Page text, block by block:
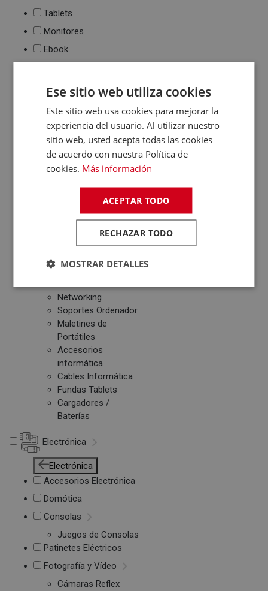
Tablets
Monitores
Ebook
Impresoras de tinta
y láser
Multifunción
Cartuchos de tinta y
toner
Periféricos
Ratones
Almacenamiento
Pendrive y Tarjetas
Discos duros
Networking
Soportes Ordenador
Maletines de
Portátiles
Accesorios
informática
Cables Informática
Fundas Tablets
Cargadores /
Baterías
Electrónica
Electrónica
Accesorios Electrónica
Domótica
Consolas
Juegos de Consolas
Patinetes Eléctricos
Fotografía y Vídeo
Cámaras Reflex
Ese sitio web utiliza cookies
Este sitio web usa cookies para mejorar la
experiencia del usuario. Al utilizar nuestro
sitio web, usted acepta todas las cookies
de acuerdo con nuestra Política de
cookies. Más información
ACEPTAR TODO
RECHAZAR TODO
MOSTRAR DETALLES